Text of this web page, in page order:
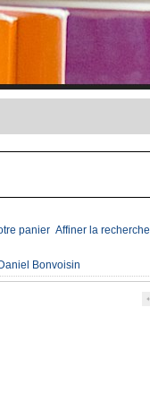
panier Affiner la recherche
Daniel Bonvoisin